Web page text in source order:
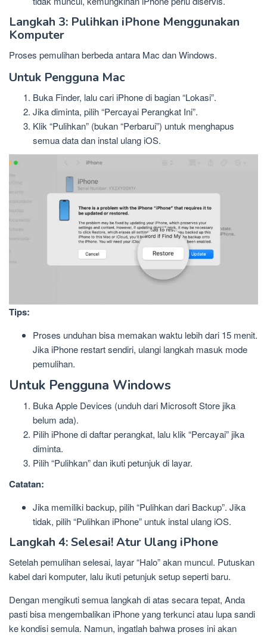
Langkah 3: Pulihkan iPhone Menggunakan
Komputer
Proses pemulihan berbeda antara Mac dan Windows.
Untuk Pengguna Mac
Buka Finder, lalu cari iPhone di bagian “Lokasi”.
Jika diminta, pilih “Percayai Perangkat Ini”.
Klik “Pulihkan” (bukan “Perbarui”) untuk menghapus
semua data dan instal ulang iOS.
Tips:
Proses unduhan bisa memakan waktu lebih dari 15 menit.
Jika iPhone restart sendiri, ulangi langkah masuk mode
pemulihan.
Untuk Pengguna Windows
Buka Apple Devices (unduh dari Microsoft Store jika
belum ada).
Pilih iPhone di daftar perangkat, lalu klik “Percayai” jika
diminta.
Pilih “Pulihkan” dan ikuti petunjuk di layar.
Catatan:
Jika memiliki backup, pilih “Pulihkan dari Backup”. Jika
tidak, pilih “Pulihkan iPhone” untuk instal ulang iOS.
Langkah 4: Selesai! Atur Ulang iPhone
Setelah pemulihan selesai, layar “Halo” akan muncul. Putuskan
kabel dari komputer, lalu ikuti petunjuk setup seperti baru.
Dengan mengikuti semua langkah di atas secara tepat, Anda
pasti bisa mengembalikan iPhone yang terkunci atau lupa sandi
ke kondisi semula. Namun, ingatlah bahwa proses ini akan